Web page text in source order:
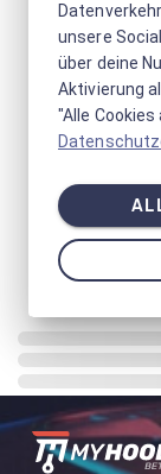
unsere
über deine
Aktivierung
"Alle